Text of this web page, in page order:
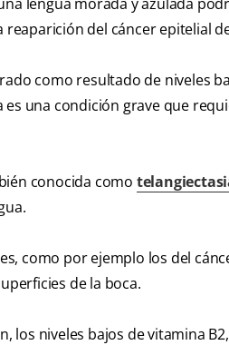
del cáncer epitelial
como resultado de niveles
una condición grave que
conocida como
como por ejemplo los del
de la boca.
los niveles bajos de vitamina